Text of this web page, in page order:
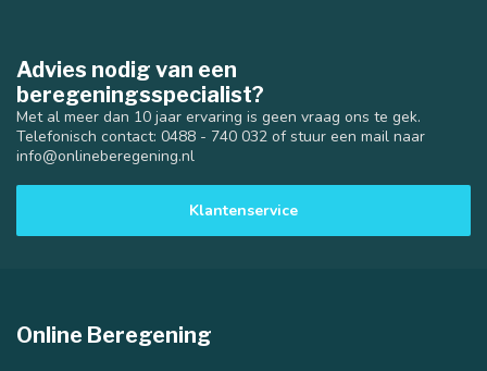
Advies nodig van een
beregeningsspecialist?
Met al meer dan 10 jaar ervaring is geen vraag ons te gek.
Telefonisch contact: 0488 - 740 032 of stuur een mail naar
info@onlineberegening.nl
Klantenservice
Online Beregening